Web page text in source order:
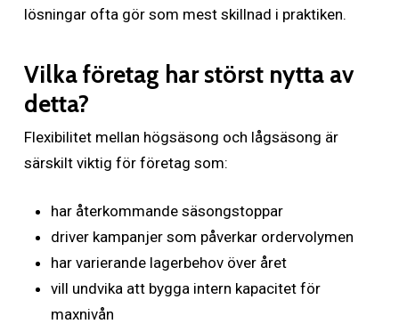
lösningar ofta gör som mest skillnad i praktiken.
Vilka företag har störst nytta av
detta?
Flexibilitet mellan högsäsong och lågsäsong är
särskilt viktig för företag som:
har återkommande säsongstoppar
driver kampanjer som påverkar ordervolymen
har varierande lagerbehov över året
vill undvika att bygga intern kapacitet för
maxnivån